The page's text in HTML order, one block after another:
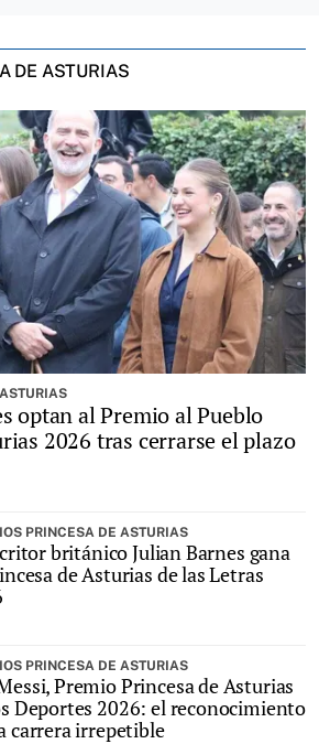
DE ASTURIAS
optan al Premio al Pueblo
2026 tras cerrarse el plazo
PRINCESA DE ASTURIAS
británico Julian Barnes gana
de Asturias de las Letras
PRINCESA DE ASTURIAS
Premio Princesa de Asturias
Deportes 2026: el reconocimiento
carrera irrepetible